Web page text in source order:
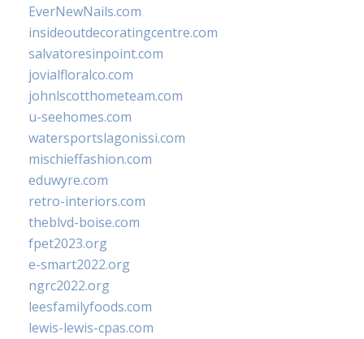
EverNewNails.com
insideoutdecoratingcentre.com
salvatoresinpoint.com
jovialfloralco.com
johnlscotthometeam.com
u-seehomes.com
watersportslagonissi.com
mischieffashion.com
eduwyre.com
retro-interiors.com
theblvd-boise.com
fpet2023.org
e-smart2022.org
ngrc2022.org
leesfamilyfoods.com
lewis-lewis-cpas.com